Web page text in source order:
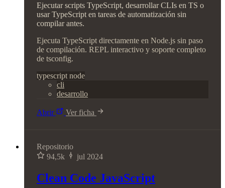
Ejecutar scripts TypeScript, desarrollar CLIs en TS o
usar TypeScript en tareas de automatización sin
compilar antes.
Ejecuta TypeScript directamente en Node.js sin paso
de compilación. REPL interactivo y soporte completo
de tsconfig.
typescript node
cli
desarrollo
Abrir Ver ficha
Repositorio
94,5k
jul 2024
Clean Code JavaScript